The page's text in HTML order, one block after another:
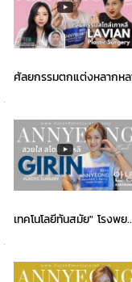
ศัลยกรรมตกแต่งหลากหล
เทคโนโลยีทันสมัย" โรงพย